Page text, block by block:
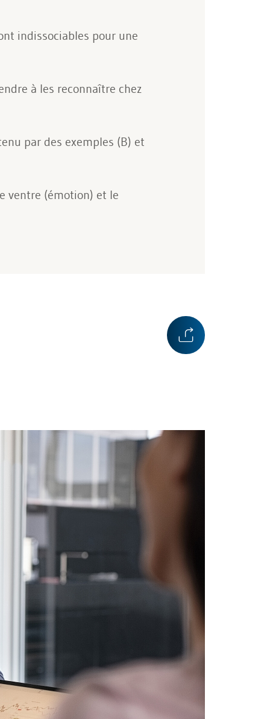
indissociables pour une
à les reconnaître chez
par des exemples (B) et
ventre (émotion) et le